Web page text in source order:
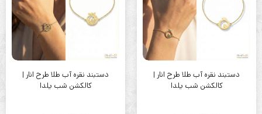
دستبند نقره آب طلا طرح انار |
کالکشن شب یلدا
دستبند نقره آب طلا طرح انار |
کالکشن شب یلدا